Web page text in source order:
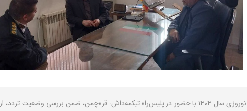
نصر: فرماندار بستان‌آباد در ایام پیک سفر نوروزی سال ۱۴۰۴ با حضور در پلیس‌راه تیکمه‌داش- قره‌چمن،